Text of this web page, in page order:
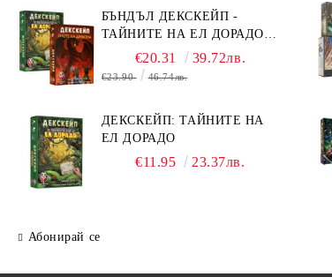
БЪНДЪЛ ДЕКСКЕЙП -
ТАЙНИТЕ НА ЕЛ ДОРАДО +
ОЧИТЕ НА ДРАКОНА
€20.31 39.72лв.
€23.90 46.74лв.
ДЕКСКЕЙП: ТАЙНИТЕ НА
ЕЛ ДОРАДО
€11.95 23.37лв.
Абонирай се